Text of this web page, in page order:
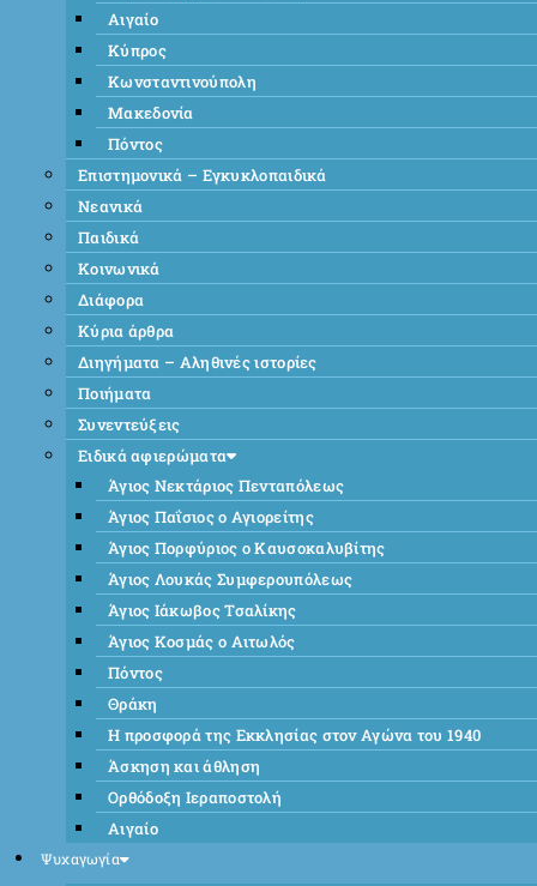
Αιγαίο
Κύπρος
Κωνσταντινούπολη
Μακεδονία
Πόντος
Επιστημονικά – Εγκυκλοπαιδικά
Νεανικά
Παιδικά
Κοινωνικά
Διάφορα
Κύρια άρθρα
Διηγήματα – Αληθινές ιστορίες
Ποιήματα
Συνεντεύξεις
Ειδικά αφιερώματα
Άγιος Νεκτάριος Πενταπόλεως
Άγιος Παΐσιος ο Αγιορείτης
Άγιος Πορφύριος ο Καυσοκαλυβίτης
Άγιος Λουκάς Συμφερουπόλεως
Άγιος Ιάκωβος Τσαλίκης
Άγιος Κοσμάς ο Αιτωλός
Πόντος
Θράκη
Η προσφορά της Εκκλησίας στον Αγώνα του 1940
Άσκηση και άθληση
Ορθόδοξη Ιεραποστολή
Αιγαίο
Ψυχαγωγία